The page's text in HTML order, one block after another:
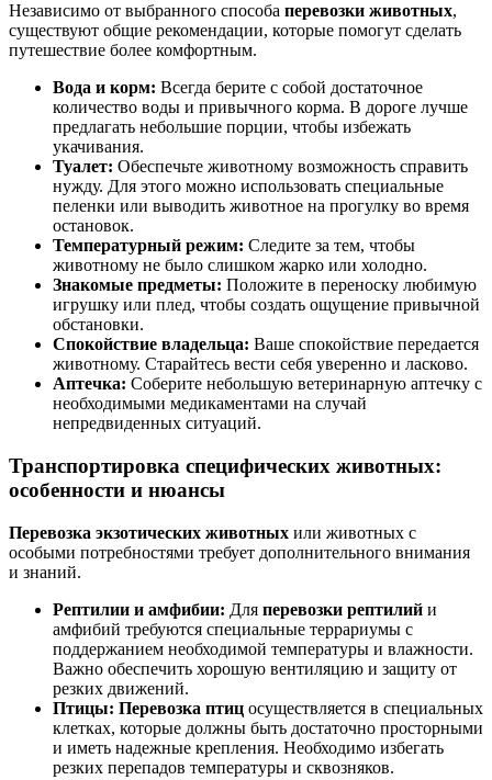
Независимо от выбранного способа перевозки животных,
существуют общие рекомендации, которые помогут сделать
путешествие более комфортным.
Вода и корм: Всегда берите с собой достаточное
количество воды и привычного корма. В дороге лучше
предлагать небольшие порции, чтобы избежать
укачивания.
Туалет: Обеспечьте животному возможность справить
нужду. Для этого можно использовать специальные
пеленки или выводить животное на прогулку во время
остановок.
Температурный режим: Следите за тем, чтобы
животному не было слишком жарко или холодно.
Знакомые предметы: Положите в переноску любимую
игрушку или плед, чтобы создать ощущение привычной
обстановки.
Спокойствие владельца: Ваше спокойствие передается
животному. Старайтесь вести себя уверенно и ласково.
Аптечка: Соберите небольшую ветеринарную аптечку с
необходимыми медикаментами на случай
непредвиденных ситуаций.
Транспортировка специфических животных:
особенности и нюансы
Перевозка экзотических животных или животных с
особыми потребностями требует дополнительного внимания
и знаний.
Рептилии и амфибии: Для перевозки рептилий и
амфибий требуются специальные террариумы с
поддержанием необходимой температуры и влажности.
Важно обеспечить хорошую вентиляцию и защиту от
резких движений.
Птицы: Перевозка птиц осуществляется в специальных
клетках, которые должны быть достаточно просторными
и иметь надежные крепления. Необходимо избегать
резких перепадов температуры и сквозняков.